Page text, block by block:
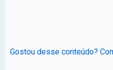
Gostou desse conteúdo?